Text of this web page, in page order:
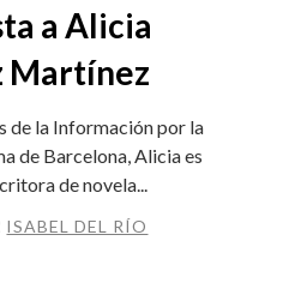
a Alicia
Martínez
de la Información por la
de Barcelona, Alicia es
de novela...
ISABEL DEL RÍO